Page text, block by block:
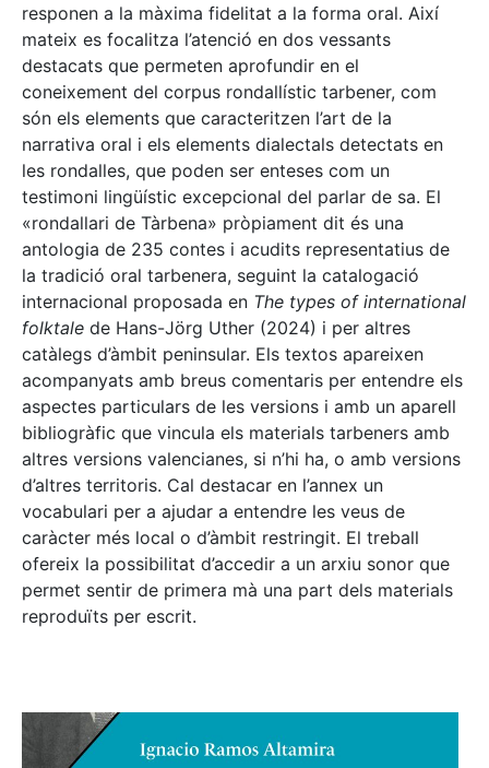
responen a la màxima fidelitat a la forma oral. Així
mateix es focalitza l’atenció en dos vessants
destacats que permeten aprofundir en el
coneixement del corpus rondallístic tarbener, com
són els elements que caracteritzen l’art de la
narrativa oral i els elements dialectals detectats en
les rondalles, que poden ser enteses com un
testimoni lingüístic excepcional del parlar de sa. El
«rondallari de Tàrbena» pròpiament dit és una
antologia de 235 contes i acudits representatius de
la tradició oral tarbenera, seguint la catalogació
internacional proposada en The types of international
folktale de Hans-Jörg Uther (2024) i per altres
catàlegs d’àmbit peninsular. Els textos apareixen
acompanyats amb breus comentaris per entendre els
aspectes particulars de les versions i amb un aparell
bibliogràfic que vincula els materials tarbeners amb
altres versions valencianes, si n’hi ha, o amb versions
d’altres territoris. Cal destacar en l’annex un
vocabulari per a ajudar a entendre les veus de
caràcter més local o d’àmbit restringit. El treball
ofereix la possibilitat d’accedir a un arxiu sonor que
permet sentir de primera mà una part dels materials
reproduïts per escrit.